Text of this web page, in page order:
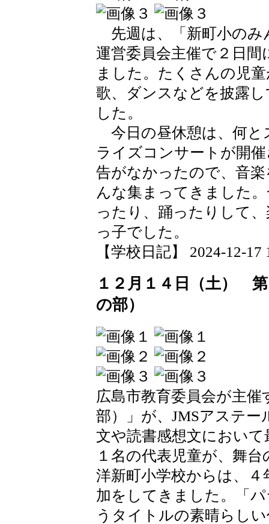
先週は、「新町小のみ
運営委員会主催で２日
ました。たくさんの児
歌、ダンスなどを披露
した。
今日の昼休憩は、何と
ライズコンサートが開
告がなかったので、音
んな集まってきました
ったり、踊ったりして
っ子でした。
【学校日記】 2024-12-17
１２月１４日（土）
の部）
広島市教育委員会が主
部）」が、JMSアステ
文や読書感想文におい
１名の代表児童が、舞
洋新町小学校からは、
加をしてきました。「
うタイトルの素晴らし